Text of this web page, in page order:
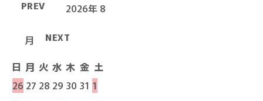
PREV 2026年 8
月 NEXT
日 月 火 水 木 金 土
26 27 28 29 30 31 1